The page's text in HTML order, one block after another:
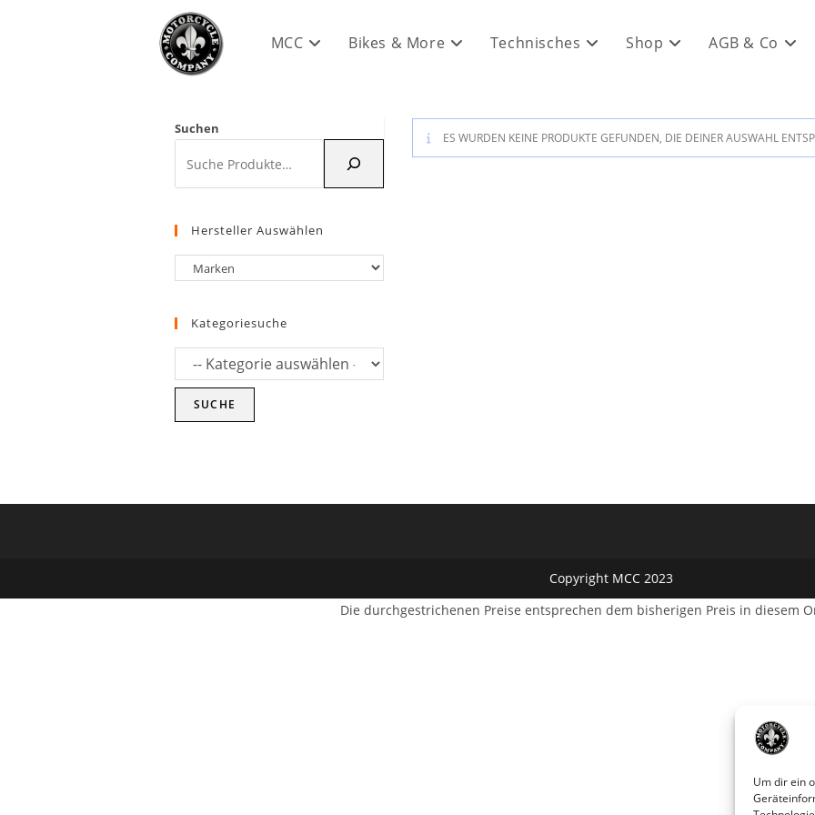
Um dir ein
MCC Bikes & More Technisches Shop AGB & Co
ES WURDEN KEINE PRODUKTE GEFUNDEN, DIE DEINER AUSWAHL
Suchen
Hersteller Auswählen
Kategoriesuche
SUCHE
Copyright MCC 2023
Die durchgestrichenen Preise entsprechen dem bisherigen Preis in diesem